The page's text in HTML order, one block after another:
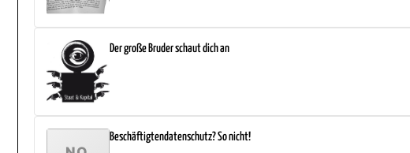
Der große Bruder schaut dich an
Beschäftigtendatenschutz? So nicht!